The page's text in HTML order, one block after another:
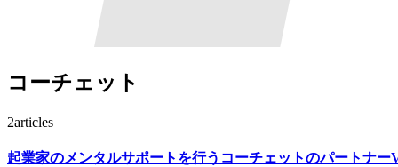
コーチェット
2articles
起業家のメンタルサポートを行うコーチェットのパートナー